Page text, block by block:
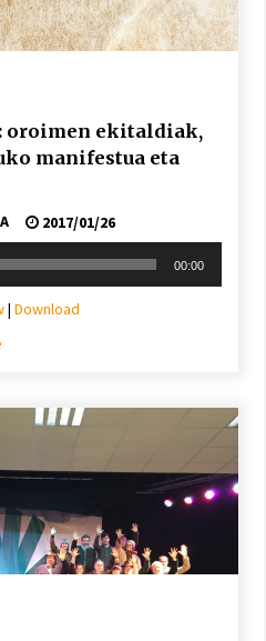
25
irratia, podcastak
zer?
12
IX. topaketak!
13
oroimen ekitaldiak,
manifestua eta
2017/01/26
00:00
| Download